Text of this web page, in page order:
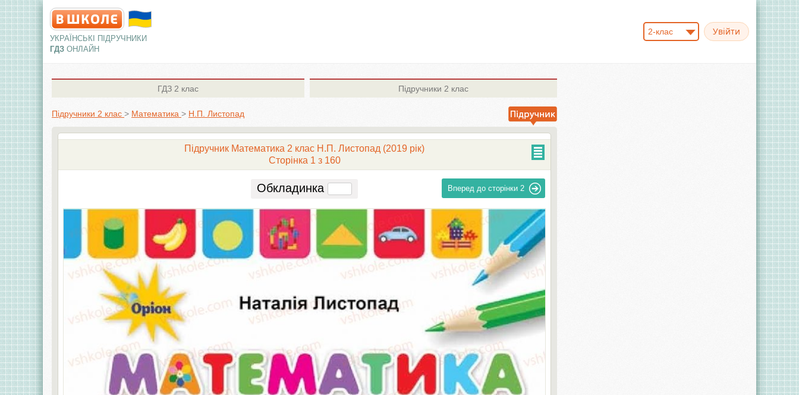
УКРАЇНСЬКІ ПІДРУЧНИКИ
ГДЗ ОНЛАЙН
2-клас
ГДЗ 2 клас Підручники 2 клас
Підручники 2 клас > Математика > Н.П. Листопад
Підручник Математика 2 клас Н.П. Листопад (2019 рік)
Сторінка 1 з 160
Обкладинка Вперед до сторінки 2